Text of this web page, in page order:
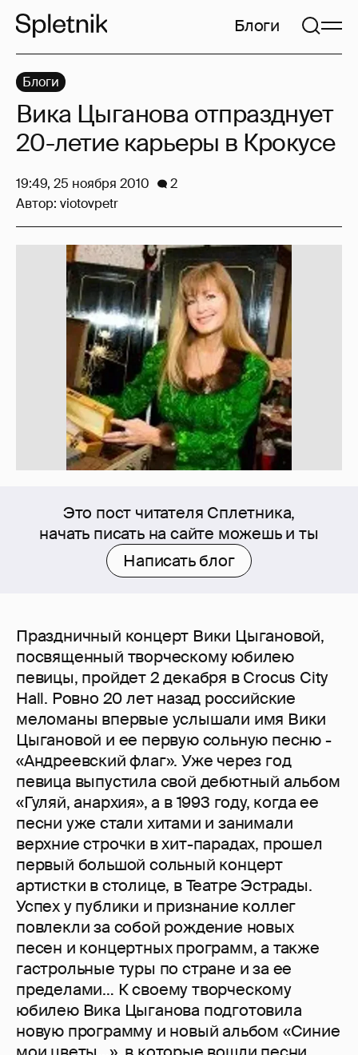
Блоги
Это пост читателя Сплетника,
начать писать на сайте можешь и ты
Написать блог
Праздничный концерт Вики Цыгановой,
посвященный творческому юбилею
певицы, пройдет 2 декабря в Crocus City
Hall. Ровно 20 лет назад российские
меломаны впервые услышали имя Вики
Цыгановой и ее первую сольную песню -
«Андреевский флаг». Уже через год
певица выпустила свой дебютный альбом
«Гуляй, анархия», а в 1993 году, когда ее
песни уже стали хитами и занимали
верхние строчки в хит-парадах, прошел
первый большой сольный концерт
артистки в столице, в Театре Эстрады.
Успех у публики и признание коллег
повлекли за собой рождение новых
песен и концертных программ, а также
гастрольные туры по стране и за ее
пределами… К своему творческому
юбилею Вика Цыганова подготовила
новую программу и новый альбом «Синие
Блоги
Вика Цыганова отпразднует
20-летие карьеры в Крокусе
19:49, 25 ноября 2010
2
Автор: viotovpetr